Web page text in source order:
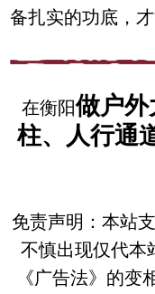
备扎实的功底，
在衡阳做户
柱、人行通
免责声明：本站
不慎出现仅代本
《广告法》的